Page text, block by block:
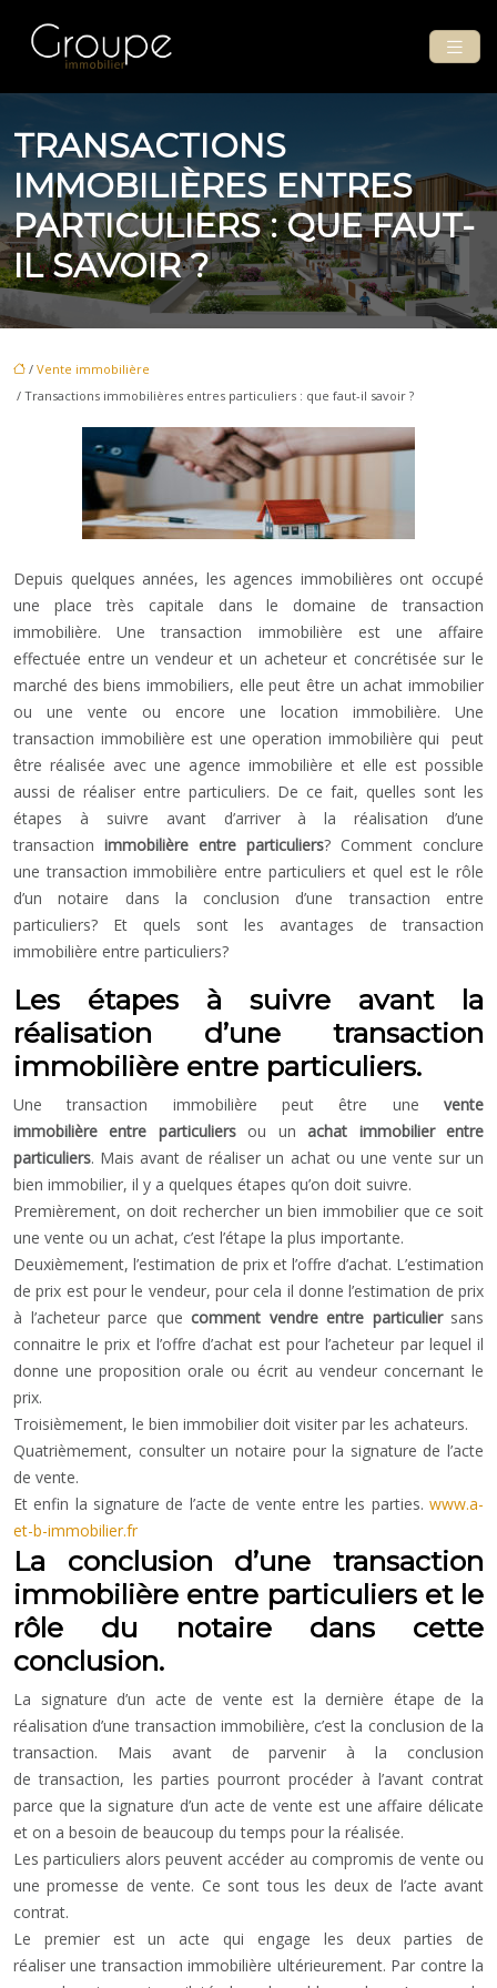
TRANSACTIONS
IMMOBILIÈRES ENTRES
PARTICULIERS : QUE FAUT-
IL SAVOIR ?
/ Vente immobilière
/ Transactions immobilières entres particuliers : que faut-il savoir ?
Depuis quelques années, les agences immobilières ont occupé
une place très capitale dans le domaine de transaction
immobilière. Une transaction immobilière est une affaire
effectuée entre un vendeur et un acheteur et concrétisée sur le
marché des biens immobiliers, elle peut être un achat immobilier
ou une vente ou encore une location immobilière. Une
transaction immobilière est une operation immobilière qui peut
être réalisée avec une agence immobilière et elle est possible
aussi de réaliser entre particuliers. De ce fait, quelles sont les
étapes à suivre avant d’arriver à la réalisation d’une
transaction immobilière entre particuliers? Comment conclure
une transaction immobilière entre particuliers et quel est le rôle
d’un notaire dans la conclusion d’une transaction entre
particuliers? Et quels sont les avantages de transaction
immobilière entre particuliers?
Les étapes à suivre avant la
réalisation d’une transaction
immobilière entre particuliers.
Une transaction immobilière peut être une vente
immobilière entre particuliersou unachat immobilier entre
particuliers. Mais avant de réaliser un achat ou une vente sur un
bien immobilier, il y a quelques étapes qu’on doit suivre.
Premièrement, on doit rechercher un bien immobilier que ce soit
une vente ou un achat, c’est l’étape la plus importante.
Deuxièmement, l’estimation de prix et l’offre d’achat. L’estimation
de prix est pour le vendeur, pour cela il donne l’estimation de prix
à l’acheteur parce que comment vendre entre particuliersans
connaitre le prix et l’offre d’achat est pour l’acheteur par lequel il
donne une proposition orale ou écrit au vendeur concernant le
prix.
Troisièmement, le bien immobilier doit visiter par les achateurs.
Quatrièmement, consulter un notaire pour la signature de l’acte
de vente.
Et enfin la signature de l’acte de vente entre les parties. www.a-
et-b-immobilier.fr
La conclusion d’une transaction
immobilière entre particuliers et le
rôle du notaire dans cette
conclusion.
La signature d’un acte de vente est la dernière étape de la
réalisation d’une transaction immobilière, c’est la conclusion de la
transaction. Mais avant de parvenir à la conclusion
de transaction, les parties pourront procéder à l’avant contrat
parce que la signature d’un acte de vente est une affaire délicate
et on a besoin de beaucoup du temps pour la réalisée.
Les particuliers alors peuvent accéder au compromis de vente ou
une promesse de vente. Ce sont tous les deux de l’acte avant
contrat.
Le premier est un acte qui engage les deux parties de
réaliser une transaction immobilière ultérieurement. Par contre la